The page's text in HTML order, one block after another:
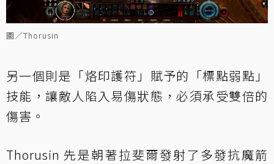
圖／Thorusin
另一個則是「烙印護符」賦予的「標點弱點」
技能，讓敵人陷入易傷狀態，必須承受雙倍的
傷害。
Thorusin 先是朝著拉斐爾發射了多發抗魔箭